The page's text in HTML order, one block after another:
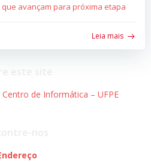
avançam para próxima etapa
Leia mais
de Informática – UFPE